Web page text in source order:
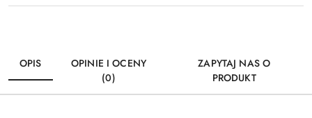
OPIS
OPINIE I OCENY
(0)
ZAPYTAJ NAS O
PRODUKT